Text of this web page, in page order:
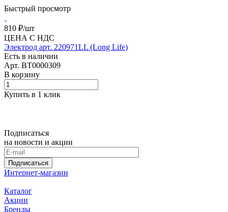
Быстрый просмотр
810 ₽/шт
ЦЕНА С НДС
Электрод арт. 220971LL (Long Life)
Есть в наличии
Арт. BT0000309
В корзину
Купить в 1 клик
Подписаться
на новости и акции
Подписаться
Интернет-магазин
Каталог
Акции
Бренды